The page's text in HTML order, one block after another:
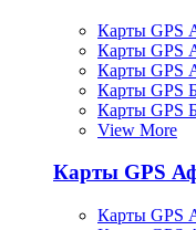
Карты GPS
Карты GPS
Карты GPS
Карты GPS
Карты GPS
View More
Карты GPS
Карты GPS